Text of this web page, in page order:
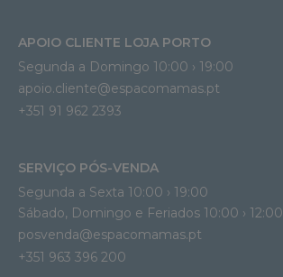
APOIO CLIENTE LOJA PORTO
Segunda a Domingo 10:00 › 19:00
apoio.cliente@espacomamas.pt
+351 91 962 2393
SERVIÇO PÓS-VENDA
Segunda a Sexta 10:00 › 19:00
Sábado, Domingo e Feriados 10:00 › 12:00
posvenda@espacomamas.pt
+351 963 396 200